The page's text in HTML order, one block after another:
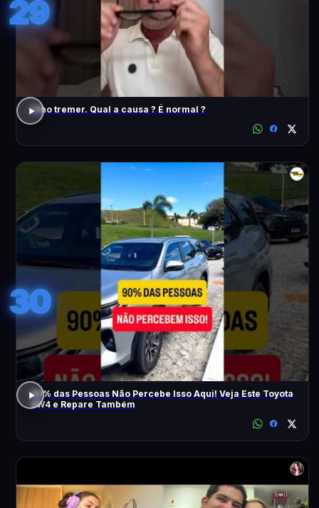
29
Olho tremer. Qual a causa ? É normal ?
30
90% das Pessoas Não Percebe Isso Aqui! Veja Este Toyota
SW4 e Repare Também